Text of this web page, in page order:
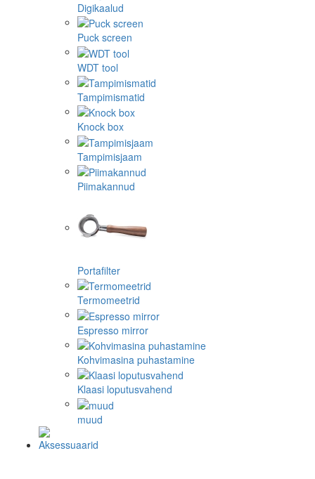
Digikaalud
Puck screen
WDT tool
Tampimismatid
Knock box
Tampimisjaam
Piimakannud
Portafilter
Termomeetrid
Espresso mirror
Kohvimasina puhastamine
Klaasi loputusvahend
muud